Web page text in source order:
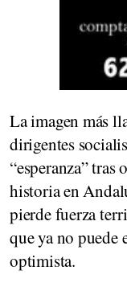
La imagen más
dirigentes
“esperanza” tras
historia en
pierde fuerza
que ya no puede
optimista.